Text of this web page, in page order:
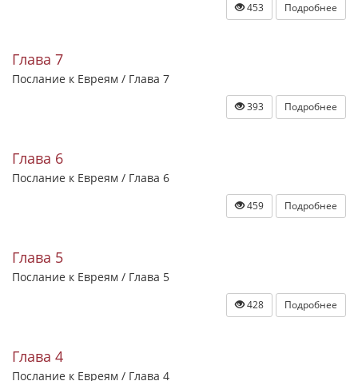
453 Подробнее
Глава 7
Послание к Евреям / Глава 7
393 Подробнее
Глава 6
Послание к Евреям / Глава 6
459 Подробнее
Глава 5
Послание к Евреям / Глава 5
428 Подробнее
Глава 4
Послание к Евреям / Глава 4